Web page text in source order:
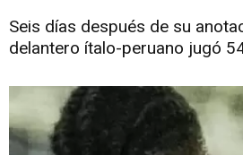
Seis días después de su
delantero ítalo-peruano jugó